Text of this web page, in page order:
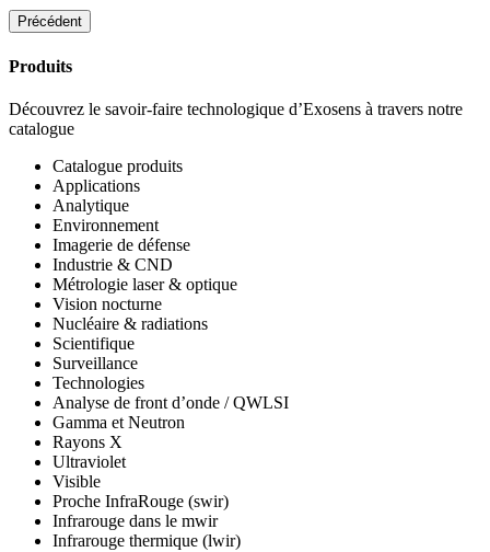
Précédent
Produits
Découvrez le savoir-faire technologique d’Exosens à travers notre
catalogue
Catalogue produits
Applications
Analytique
Environnement
Imagerie de défense
Industrie & CND
Métrologie laser & optique
Vision nocturne
Nucléaire & radiations
Scientifique
Surveillance
Technologies
Analyse de front d’onde / QWLSI
Gamma et Neutron
Rayons X
Ultraviolet
Visible
Proche InfraRouge (swir)
Infrarouge dans le mwir
Infrarouge thermique (lwir)